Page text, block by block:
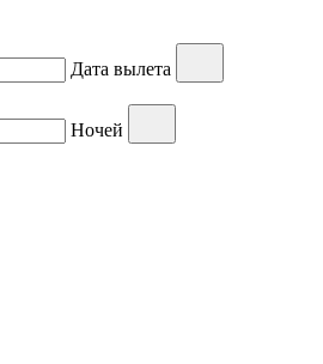
Дата вылета
Ночей